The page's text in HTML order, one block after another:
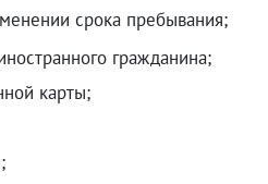
срока пребывания;
гражданина;
карты;